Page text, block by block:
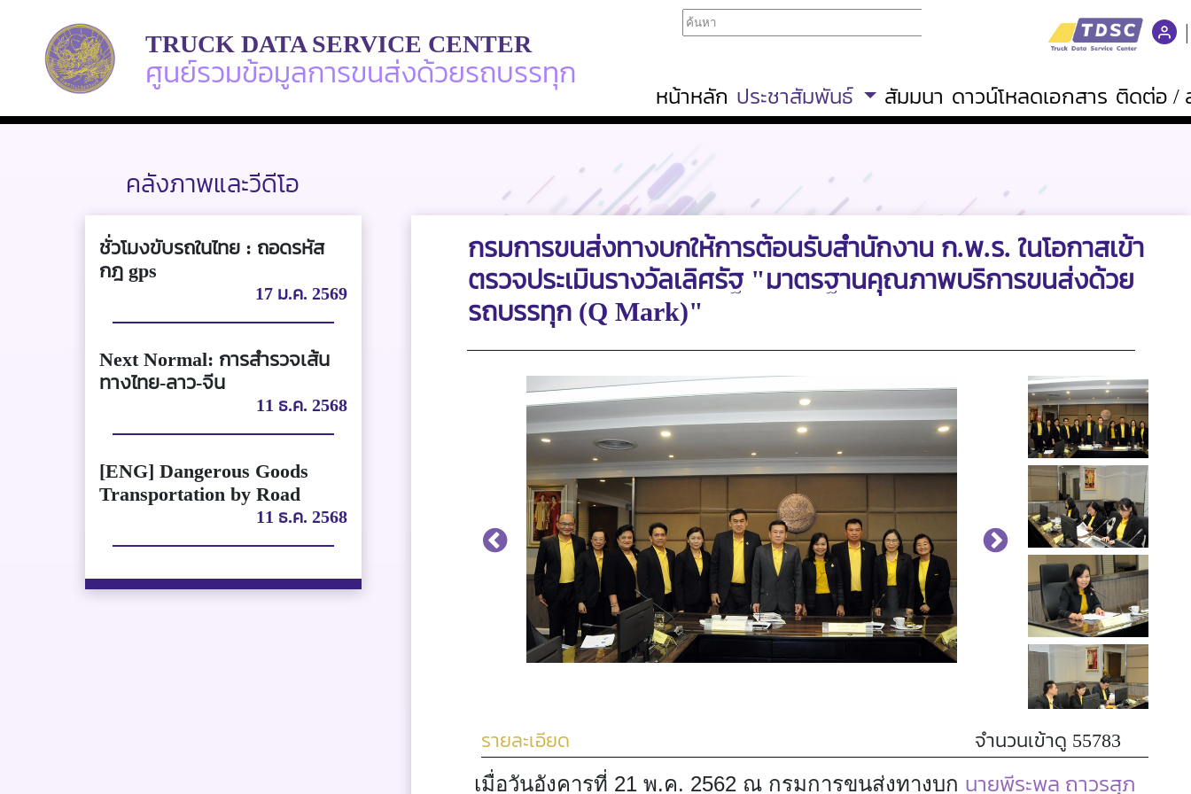
TRUCK DATA SERVICE CENTER
ศูนย์รวมข้อมูลการขนส่งด้วยรถบรรทุก
หน้าหลัก ประชาสัมพันธ์ สัมมนา ดาวน์โหลดเอกสาร ติดต่อ /
คลังภาพและวีดีโอ
ชั่วโมงขับรถในไทย : ถอดรหัส
กฎ gps
17 ม.ค. 2569
Next Normal: การสำรวจเส้น
ทางไทย-ลาว-จีน
11 ธ.ค. 2568
[ENG] Dangerous Goods
Transportation by Road
11 ธ.ค. 2568
การขนส่งสินค้าอันตรายทาง
กรมการขนส่งทางบกให้การต้อนรับสำนักงาน ก.พ.ร. ในโอกาสเข้า
ตรวจประเมินรางวัลเลิศรัฐ "มาตรฐานคุณภาพบริการขนส่งด้วย
รถบรรทุก (Q Mark)"
รายละเอียด จำนวนเข้าดู 55783
เมื่อวันอังคารที่ 21 พ.ค. 2562 ณ กรมการขนส่งทางบก นายพีระพล ถาวรสุภ